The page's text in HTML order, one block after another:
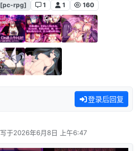
[pc-rpg] 1 1 160
登录后回复
写于2026年6月8日 上午6:47
最后由 编辑